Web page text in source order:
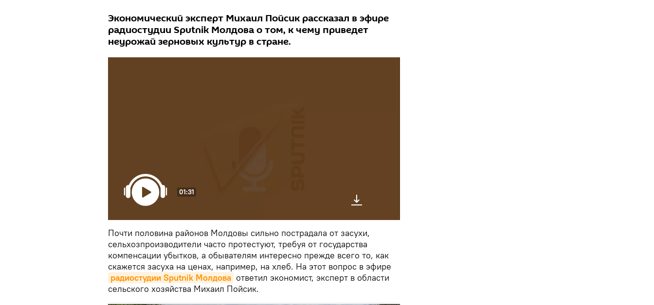
Экономический эксперт Михаил Пойсик рассказал в эфире
радиостудии Sputnik Молдова о том, к чему приведет
неурожай зерновых культур в стране.
01:31
Почти половина районов Молдовы сильно пострадала от засухи,
сельхозпроизводители часто протестуют, требуя от государства
компенсации убытков, а обывателям интересно прежде всего то, как
скажется засуха на ценах, например, на хлеб. На этот вопрос в эфире
радиостудии Sputnik Молдова ответил экономист, эксперт в области
сельского хозяйства Михаил Пойсик.